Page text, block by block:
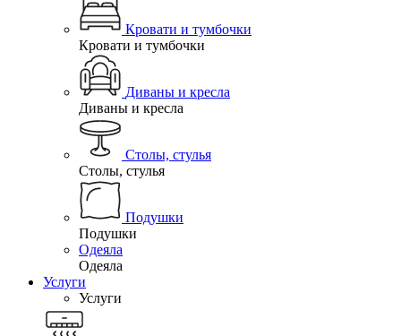
Кровати и тумбочки
Кровати и тумбочки
Диваны и кресла
Диваны и кресла
Столы, стулья
Столы, стулья
Подушки
Подушки
Одеяла
Одеяла
Услуги
Услуги